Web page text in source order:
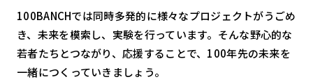
100BANCHでは同時多発的に様々なプロジェクトがうごめ
き、未来を模索し、実験を行っています。そんな野心的な
若者たちとつながり、応援することで、100年先の未来を
一緒につくっていきましょう。